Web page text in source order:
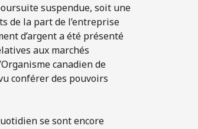
suspendue, soit une
de la part de l’entreprise
d’argent a été présenté
aux marchés
canadien de
conférer des pouvoirs
se sont encore